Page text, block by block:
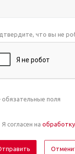
что вы не
поля
Я согласен на